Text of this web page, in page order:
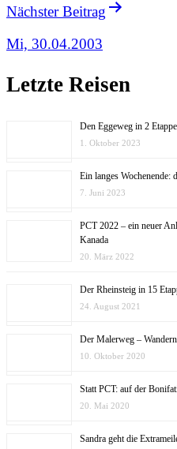
Nächster Beitrag
Mi, 30.04.2003
Letzte Reisen
Den Eggeweg in 2
1. Oktober 2023
Ein langes Wochenende:
7. Juni 2023
PCT 2022 – ein neuer
Kanada
20. März 2022
Der Rheinsteig in 15
24. August 2021
Der Malerweg –
10. Oktober 2020
Statt PCT: auf der
20. Mai 2020
Sandra geht die